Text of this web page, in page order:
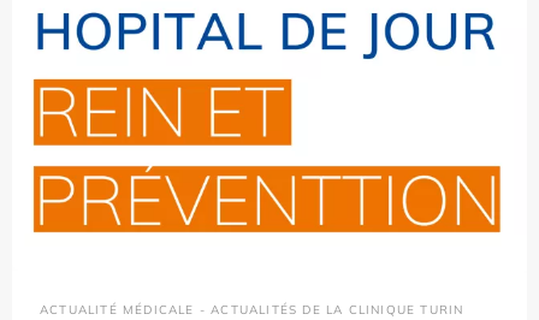
ACTUALITÉ MÉDICALE - ACTUALITÉS DE LA CLINIQUE TURIN